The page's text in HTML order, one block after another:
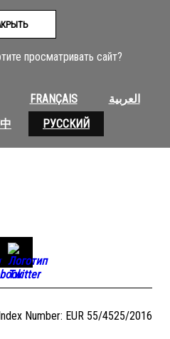
просматривать сайт?
FRANÇAIS
العربية
РУССКИЙ
Number: EUR 55/4525/2016